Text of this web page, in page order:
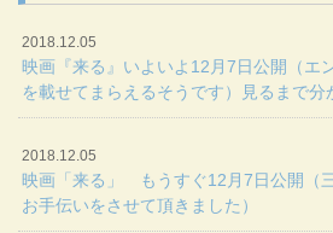
2018.12.05
映画『来る』いよいよ12月7日公開（エ
を載せてまらえるそうです）見るまで分
2018.12.05
映画「来る」 もうすぐ12月7日公開（
お手伝いをさせて頂きました）